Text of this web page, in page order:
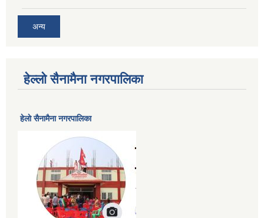
अन्य
हेल्लो सैनामैना नगरपालिका
हेलाे सैनामैना नगरपालिका